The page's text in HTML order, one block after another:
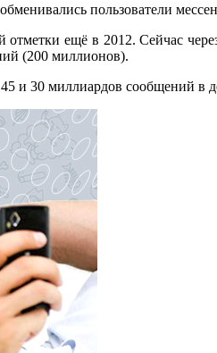
пользователи
отметки ещё в 2012. Сейчас
(200 миллионов).
и 30 миллиардов сообщений в